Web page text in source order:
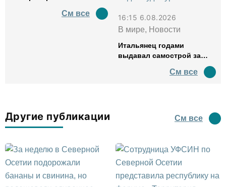
См все
16:15 6.08.2026
В мире, Новости
Итальянец годами
выдавал самострой за
водил туда туристов
См все
Другие публикации См все